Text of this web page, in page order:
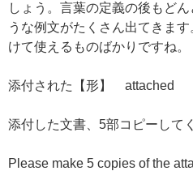
しょう。言葉の定義の後もど
うな例文がたくさん出てきま
けて使えるものばかりですね。
添付された【形】 attached
添付した文書、5部コピーして
Please make 5 copies of the